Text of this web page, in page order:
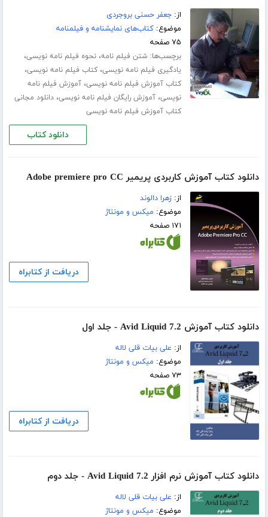
از:جعفر حسنی بروجردی
موضوع:کتاب‌های نمایشنامه و فیلمنامه
۷۵ صفحه
برچسب‌ها:شتن فیلم نامه،نحوه فیلم نامه نویسی،
یادگیری فیلم نامه نویسی،کتاب فیلم نامه نویسی،
کتاب آموزش فیلم نامه نویسی،آموزش فیلم نامه
نویسی،آموزش رایگان فیلم نامه نویسی،دانلود مجانی
کتاب آموزش فیلم نامه نویسی
دانلود کتاب
دانلود کتاب آموزش کاربردی پریمیر Adobe premiere pro CC
از:زهرا دالوند
موضوع: میکس و مونتاژ
۱۷۱ صفحه
دریافت از کتابراه
دانلود کتاب آموزش Avid Liquid 7.2 - جلد اول
از: علی بیات قلی لاله
موضوع: میکس و مونتاژ
۷۳ صفحه
دریافت از کتابراه
دانلود کتاب آموزش نرم افزار Avid Liquid 7.2 - جلد دوم
از: علی بیات قلی لاله
موضوع: میکس و مونتاژ